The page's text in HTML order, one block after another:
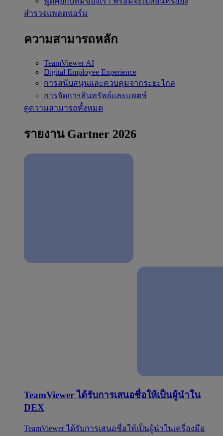
สำรวจแพลตฟอร์ม
ความสามารถหลัก
TeamViewer AI
Digital Employee Experience
การสนับสนุนและควบคุมจากระยะไกล
การจัดการสินทรัพย์และแพตช์
ดูความสามารถทั้งหมด
รายงาน Gartner 2026
TeamViewer ได้รับการเสนอชื่อให้เป็นผู้นำใน
DEX
TeamViewer ได้รับการเสนอชื่อให้เป็นผู้นำในเครื่องมือ